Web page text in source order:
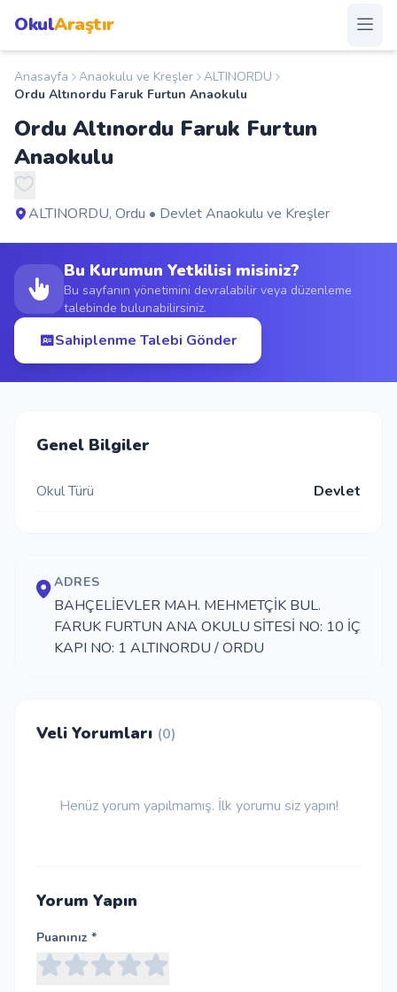
OkulAraştır
Anasayfa
Okullar
Şehirler
Duyurular
S.S.S.
Blog
Okul Ekle
Anasayfa Anaokulu ve Kreşler
ALTINORDU
Ordu Altınordu Faruk Furtun Anaokulu
Ordu Altınordu Faruk Furtun
Anaokulu
ALTINORDU, Ordu • Devlet Anaokulu ve Kreşler
Bu Kurumun Yetkilisi misiniz?
Bu sayfanın yönetimini devralabilir veya düzenleme
talebinde bulunabilirsiniz.
Sahiplenme Talebi Gönder
Genel Bilgiler
Okul Türü Devlet
ADRES
BAHÇELİEVLER MAH. MEHMETÇİK BUL.
FARUK FURTUN ANA OKULU SİTESİ NO: 10 İÇ
KAPI NO: 1 ALTINORDU / ORDU
Veli Yorumları (0)
Henüz yorum yapılmamış. İlk yorumu siz yapın!
Yorum Yapın
Puanınız *